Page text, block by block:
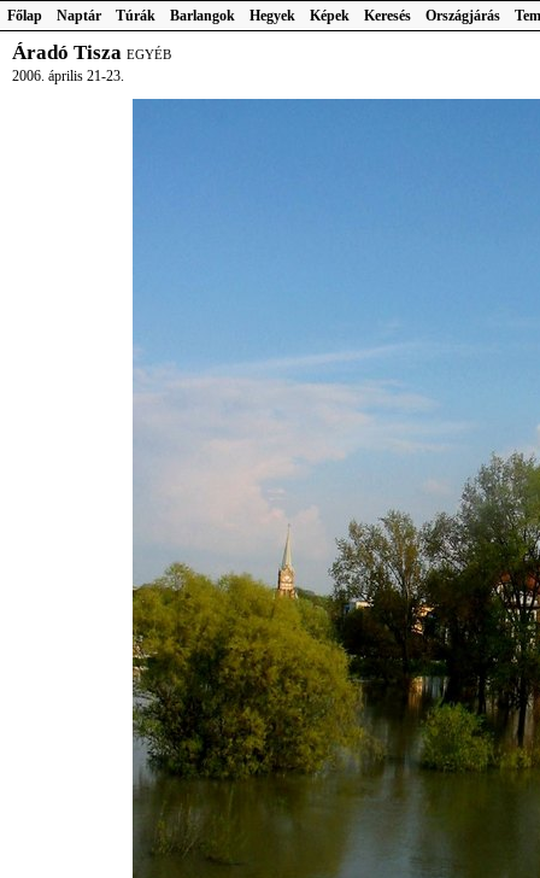
Főlap Naptár Túrák Barlangok Hegyek Képek Keresés Országjárás
Áradó Tisza EGYÉB
2006. április 21-23.